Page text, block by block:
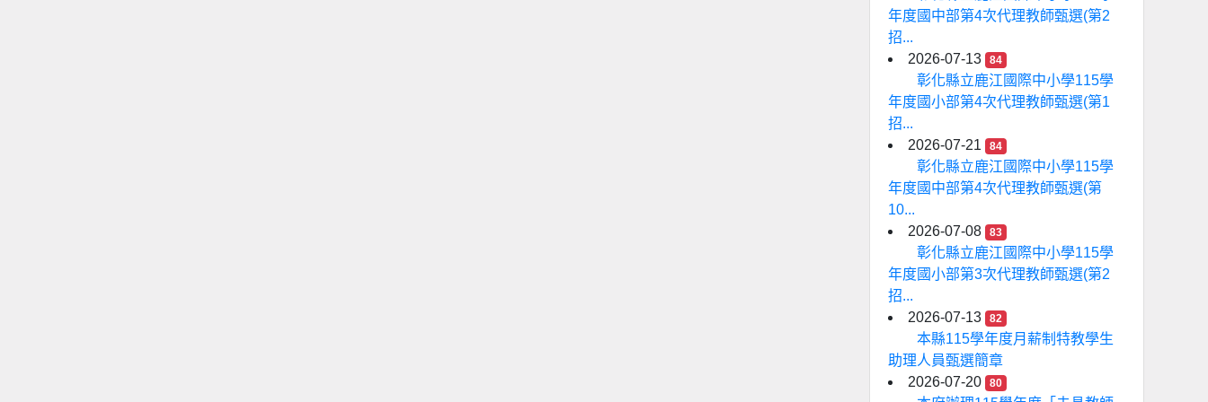
年度國中部第4次代理教師甄選(第2
招...
2026-07-13
84
彰化縣立鹿江國際中小學115學
年度國小部第4次代理教師甄選(第1
招...
2026-07-21
84
彰化縣立鹿江國際中小學115學
年度國中部第4次代理教師甄選(第
10...
2026-07-08
83
彰化縣立鹿江國際中小學115學
年度國小部第3次代理教師甄選(第2
招...
2026-07-13
82
本縣115學年度月薪制特教學生
助理人員甄選簡章
2026-07-20
80